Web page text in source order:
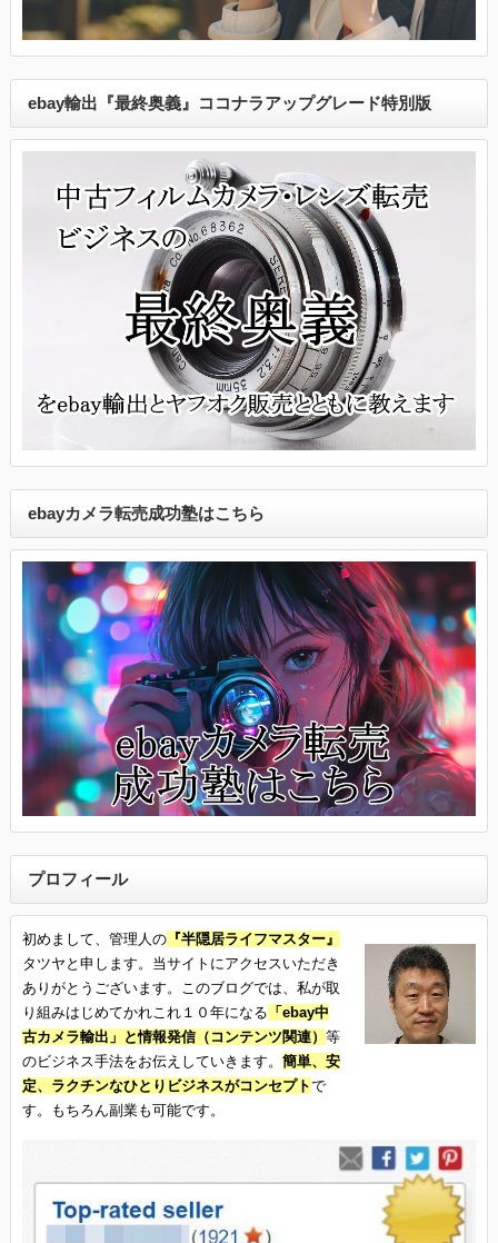
ebay輸出『最終奥義』ココナラアップグレード特別版
ebayカメラ転売成功塾はこちら
プロフィール
初めまして、管理人の『半隠居ライフマスター』
タツヤと申します。当サイトにアクセスいただき
ありがとうございます。このブログでは、私が取
り組みはじめてかれこれ１０年になる 「ebay中
古カメラ輸出」と情報発信（コンテンツ関連） 等
のビジネス手法をお伝えしていきます。 簡単、安
定、ラクチンなひとりビジネスがコンセプトで
す。もちろん副業も可能です。